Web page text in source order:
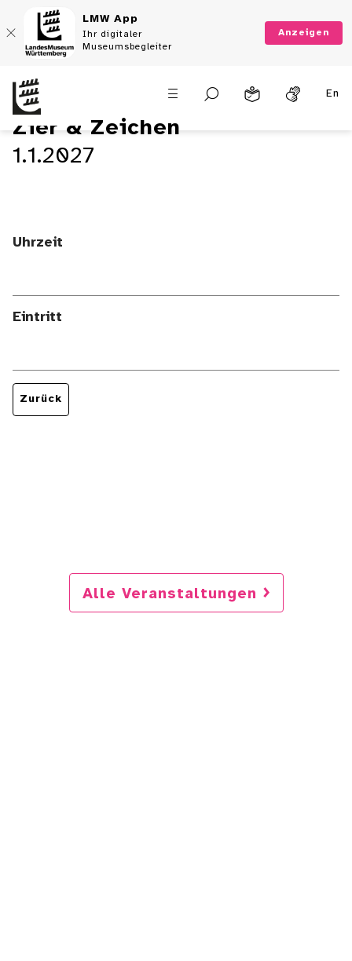
LMW App
Ihr digitaler
Museumsbegleiter
Anzeigen
En
Zier & Zeichen
1.1.2027
Uhrzeit
Eintritt
Zurück
Alle Veranstaltungen